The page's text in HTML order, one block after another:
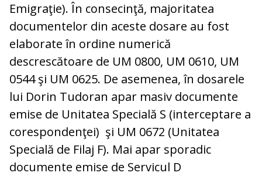
Emigraţie). În consecinţă, majoritatea
documentelor din aceste dosare au fost
elaborate în ordine numerică
descrescătoare de UM 0800, UM 0610, UM
0544 şi UM 0625. De asemenea, în dosarele
lui Dorin Tudoran apar masiv documente
emise de Unitatea Specială S (interceptare a
corespondenţei) şi UM 0672 (Unitatea
Specială de Filaj F). Mai apar sporadic
documente emise de Servicul D